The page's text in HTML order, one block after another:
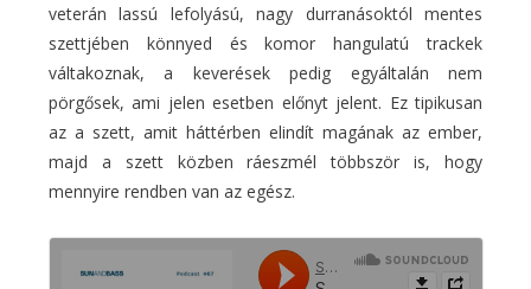
veterán lassú lefolyású, nagy durranásoktól mentes
szettjében könnyed és komor hangulatú trackek
váltakoznak, a keverések pedig egyáltalán nem
pörgősek, ami jelen esetben előnyt jelent. Ez tipikusan
az a szett, amit háttérben elindít magának az ember,
majd a szett közben ráeszmél többször is, hogy
mennyire rendben van az egész.